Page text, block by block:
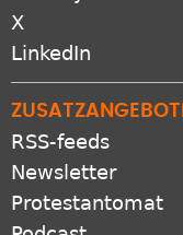
Bluesky
X
ZUSATZANGEBOTE
RSS-feeds
Newsletter
Protestantomat